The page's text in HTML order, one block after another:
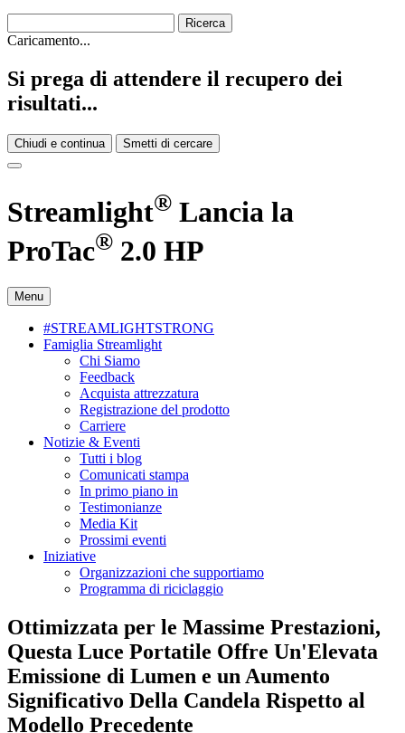
Caricamento...
Si prega di attendere il recupero dei
risultati...
Chiudi e continua Smetti di cercare
Streamlight® Lancia la
ProTac® 2.0 HP
Menu
#STREAMLIGHTSTRONG
Famiglia Streamlight
Chi Siamo
Feedback
Acquista attrezzatura
Registrazione del prodotto
Carriere
Notizie & Eventi
Tutti i blog
Comunicati stampa
In primo piano in
Testimonianze
Media Kit
Prossimi eventi
Iniziative
Organizzazioni che supportiamo
Programma di riciclaggio
Ottimizzata per le Massime Prestazioni,
Questa Luce Portatile Offre Un'Elevata
Emissione di Lumen e un Aumento
Significativo Della Candela Rispetto al
Modello Precedente